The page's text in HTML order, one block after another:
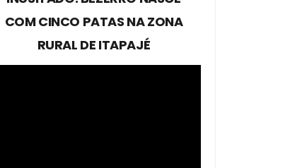
COM CINCO PATAS NA ZONA
RURAL DE ITAPAJÉ